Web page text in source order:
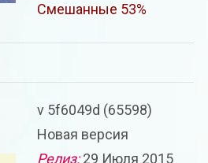
Смешанные 53%
v 5f6049d (65598)
Новая версия
Релиз:29 Июля 2015